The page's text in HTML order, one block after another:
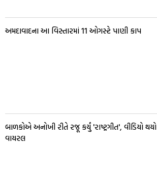
અમદાવાદના આ વિસ્તારમાં 11 ઓગસ્ટે પાણી કાપ
બાળકોએ અનોખી રીતે રજૂ કર્યું 'રાષ્ટ્રગીત', વીડિયો થયો
વાયરલ